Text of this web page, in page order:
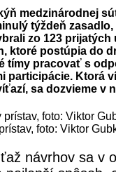
medzinárodnej
týždeň zasadlo,
zo 123
ktoré postúpia do
tímy pracovať s
participácie. Ktorá
sa dozvieme v
foto: Viktor
návrhov sa v